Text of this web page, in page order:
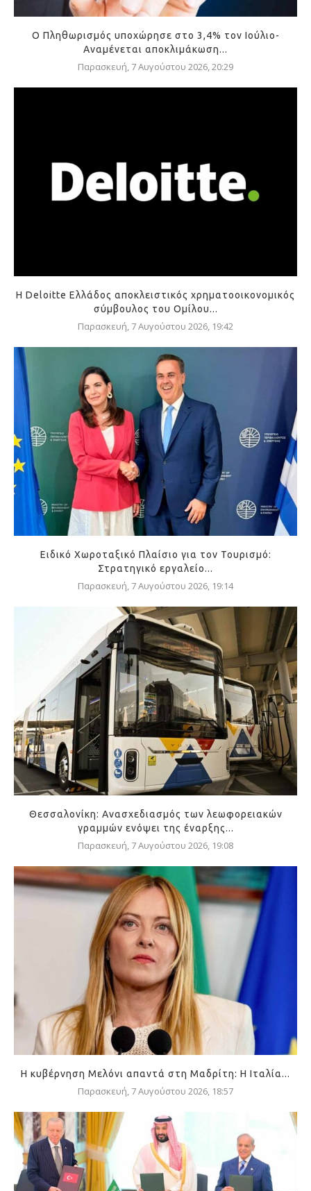
Ο Πληθωρισμός υποχώρησε στο 3,4% τον Ιούλιο-
Αναμένεται αποκλιμάκωση...
Παρασκευή, 7 Αυγούστου 2026, 20:29
Η Deloitte Ελλάδος αποκλειστικός χρηματοοικονομικός
σύμβουλος του Ομίλου...
Παρασκευή, 7 Αυγούστου 2026, 19:42
Ειδικό Χωροταξικό Πλαίσιο για τον Τουρισμό:
Στρατηγικό εργαλείο...
Παρασκευή, 7 Αυγούστου 2026, 19:14
Θεσσαλονίκη: Ανασχεδιασμός των λεωφορειακών
γραμμών ενόψει της έναρξης...
Παρασκευή, 7 Αυγούστου 2026, 19:08
Η κυβέρνηση Μελόνι απαντά στη Μαδρίτη: Η Ιταλία...
Παρασκευή, 7 Αυγούστου 2026, 18:57